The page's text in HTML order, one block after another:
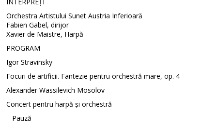
INTERPREȚI
Orchestra Artistului Sunet Austria Inferioară
Fabien Gabel, dirijor
Xavier de Maistre, Harpă
PROGRAM
Igor Stravinsky
Focuri de artificii. Fantezie pentru orchestră mare, op. 4
Alexander Wassilevich Mosolov
Concert pentru harpă și orchestră
– Pauză –